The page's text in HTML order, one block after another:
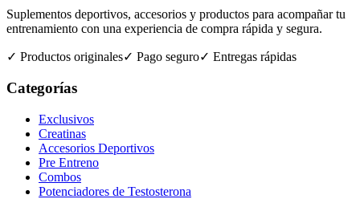
Suplementos deportivos, accesorios y productos para acompañar tu
entrenamiento con una experiencia de compra rápida y segura.
✓ Productos originales✓ Pago seguro✓ Entregas rápidas
Categorías
Exclusivos
Creatinas
Accesorios Deportivos
Pre Entreno
Combos
Potenciadores de Testosterona